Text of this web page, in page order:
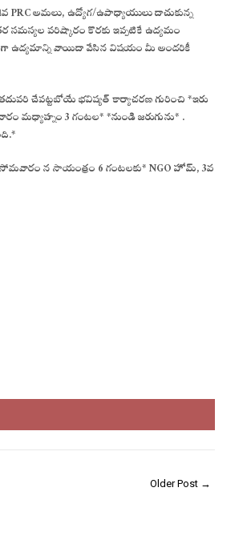
PRC అమలు, ఉద్యోగ/ఉపాధ్యాయులు దాచుకున్న
సమస్యల పరిష్కారం కొరకు ఇప్పటికే ఉద్యమం
ఉద్యమాన్ని వాయిదా వేసిన విషయం మీ అందరికీ
చేపట్టబోయే భవిష్యత్ కార్యాచరణ గురించి *ఇరు
మధ్యాహ్నం 3 గంటల* *నుండి జరుగును* .
సోమవారం న సాయంత్రం 6 గంటలకు* NGO హోమ్, 3వ
Older Post →